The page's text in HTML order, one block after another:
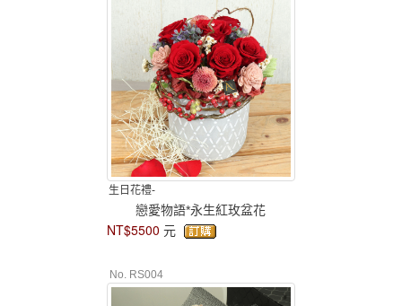
生日花禮-
戀愛物語*永生紅玫盆花
NT$5500 元
No. RS004